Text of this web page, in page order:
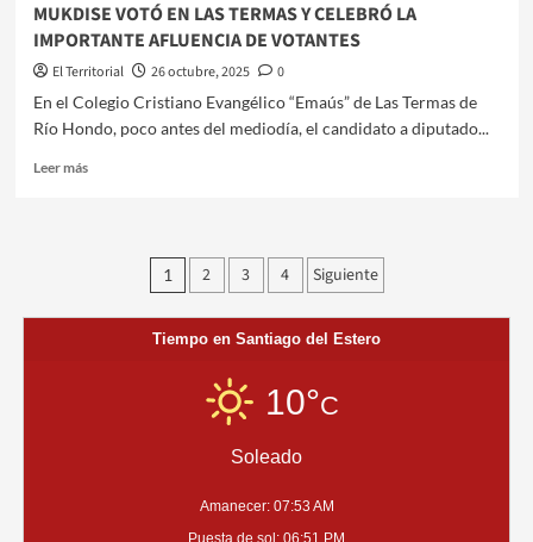
MUKDISE VOTÓ EN LAS TERMAS Y CELEBRÓ LA
IMPORTANTE AFLUENCIA DE VOTANTES
El Territorial 26 octubre, 2025
0
En el Colegio Cristiano Evangélico “Emaús” de Las Termas de
Río Hondo, poco antes del mediodía, el candidato a diputado...
Leer másLeer
TERMAS
Paginación
de
entradas
1 2 3 4 Siguiente
Tiempo en Santiago del Estero
10°C
Soleado
Amanecer: 07:53 AM
Puesta de sol: 06:51 PM